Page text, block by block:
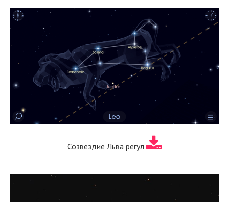
Созвездие Льва регул